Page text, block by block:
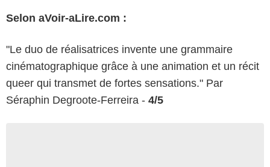
Selon aVoir-aLire.com :
"Le duo de réalisatrices invente une grammaire
cinématographique grâce à une animation et un récit
queer qui transmet de fortes sensations." Par
Séraphin Degroote-Ferreira - 4/5